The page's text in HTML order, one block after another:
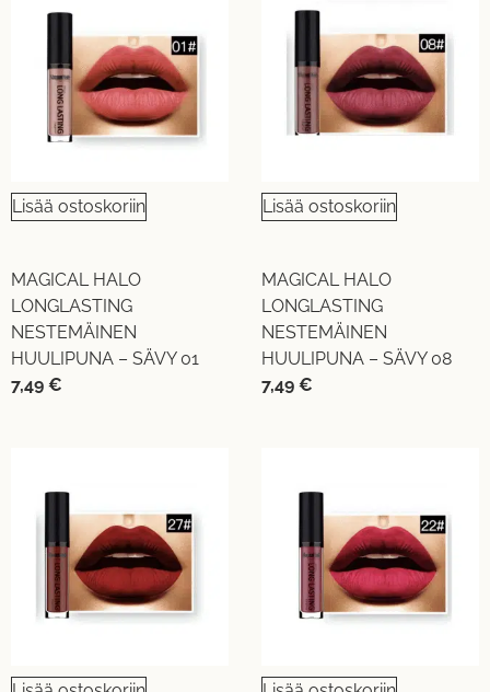
Lisää ostoskoriin
MAGICAL HALO
LONGLASTING
NESTEMÄINEN
HUULIPUNA – SÄVY 01
7,49 €
Lisää ostoskoriin
MAGICAL HALO
LONGLASTING
NESTEMÄINEN
HUULIPUNA – SÄVY 08
7,49 €